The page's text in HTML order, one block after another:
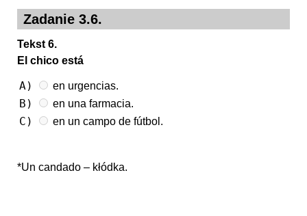
Zadanie 3.6.
Tekst 6.
El chico está
A) en urgencias.
B) en una farmacia.
C) en un campo de fútbol.
*Un candado – kłódka.